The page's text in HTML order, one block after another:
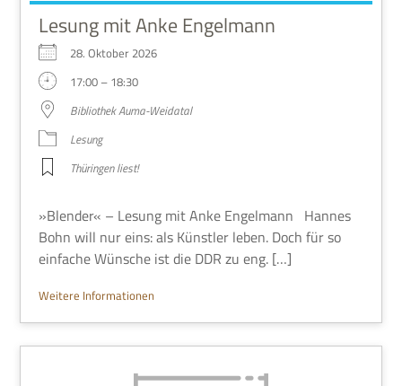
Lesung mit Anke Engelmann
28. Okto­ber 2026
17:00 – 18:30
Biblio­thek Auma-Weidatal
Lesung
Thü­rin­gen liest!
»Blen­der« – Lesung mit Anke Engel­mann Han­nes
Bohn will nur eins: als Künst­ler leben. Doch für so
ein­fa­che Wün­sche ist die DDR zu eng. […]
Wei­tere Informationen